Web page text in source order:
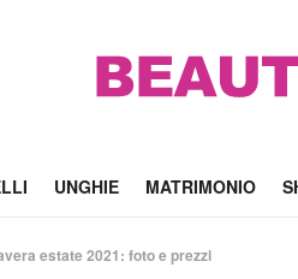
UNGHIE MATRIMONIO
estate 2021: foto e prezzi